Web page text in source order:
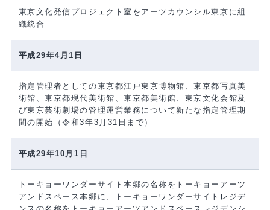
東京文化発信プロジェクト室をアーツカウンシル東京に組
織統合
平成29年4月1日
指定管理者としての東京都江戸東京博物館、東京都写真美
術館、東京都現代美術館、東京都美術館、東京文化会館及
び東京芸術劇場の管理運営業務について新たな指定管理期
間の開始（令和3年3月31日まで）
平成29年10月1日
トーキョーワンダーサイト本郷の名称をトーキョーアーツ
アンドスペース本郷に、トーキョーワンダーサイトレジデ